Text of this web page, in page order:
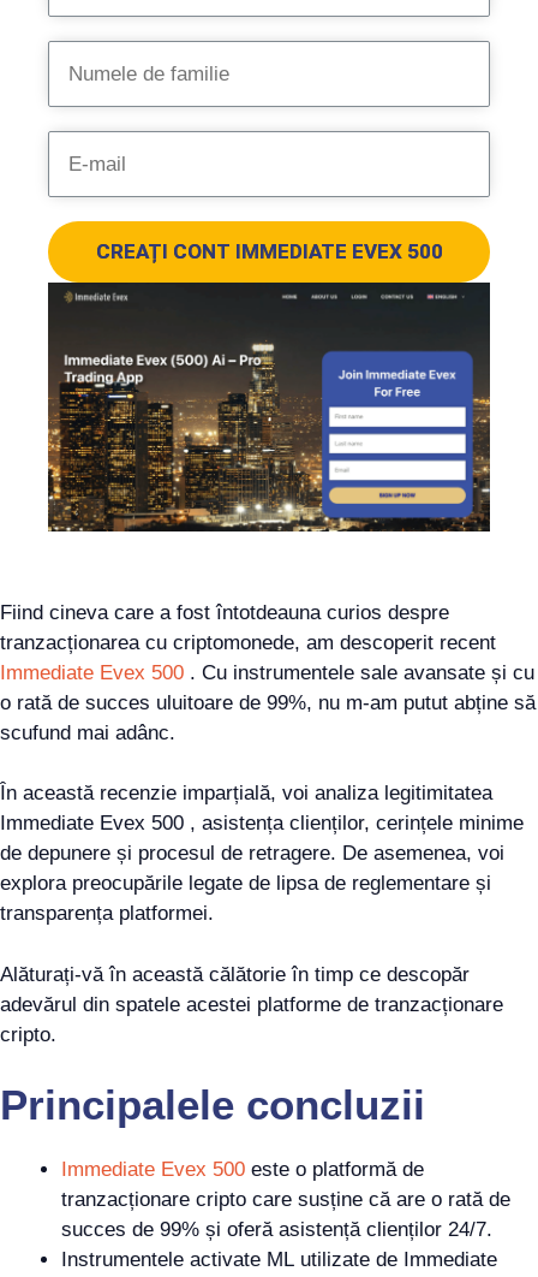
CREAȚI CONT IMMEDIATE EVEX 500
Fiind cineva care a fost întotdeauna curios despre
tranzacționarea cu criptomonede, am descoperit recent
Immediate Evex 500 . Cu instrumentele sale avansate și cu
o rată de succes uluitoare de 99%, nu m-am putut abține să
scufund mai adânc.
În această recenzie imparțială, voi analiza legitimitatea
Immediate Evex 500 , asistența clienților, cerințele minime
de depunere și procesul de retragere. De asemenea, voi
explora preocupările legate de lipsa de reglementare și
transparența platformei.
Alăturați-vă în această călătorie în timp ce descopăr
adevărul din spatele acestei platforme de tranzacționare
cripto.
Principalele concluzii
Immediate Evex 500 este o platformă de
tranzacționare cripto care susține că are o rată de
succes de 99% și oferă asistență clienților 24/7.
Instrumentele activate ML utilizate de Immediate